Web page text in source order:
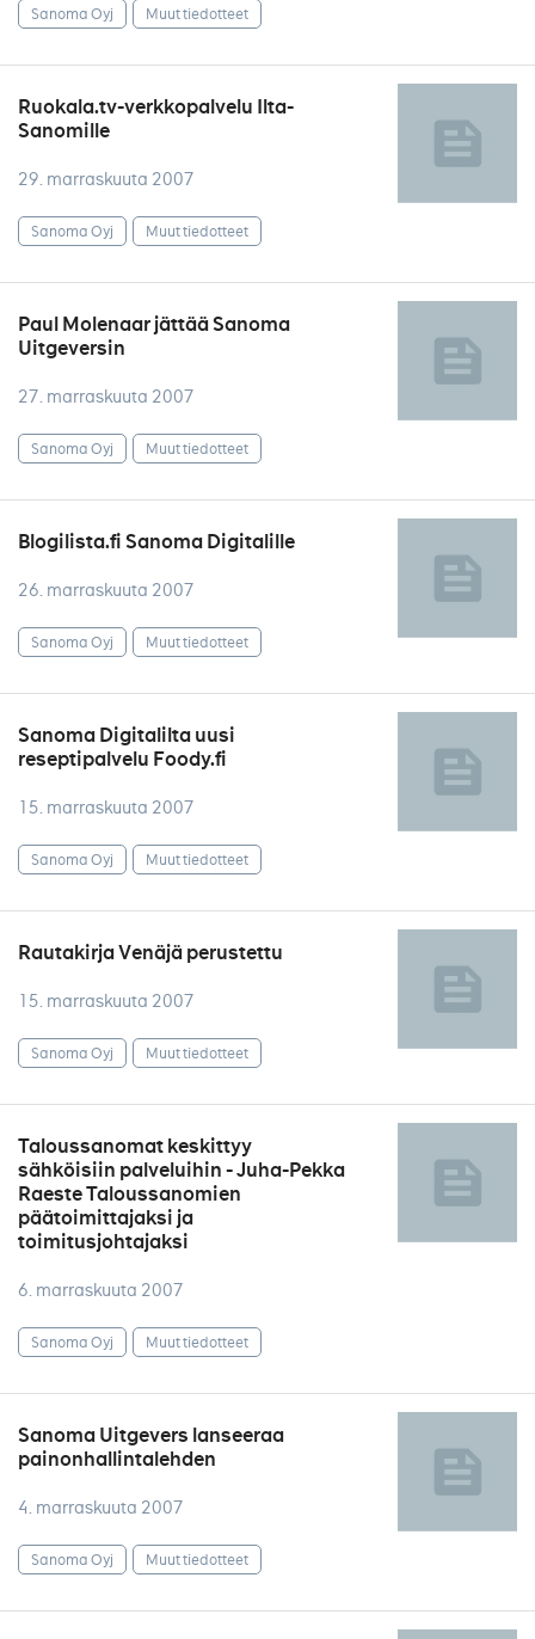
Sanoma Oyj Muut tiedotteet
Ruokala.tv-verkkopalvelu Ilta-
Sanomille
29. marraskuuta 2007
Sanoma Oyj Muut tiedotteet
Paul Molenaar jättää Sanoma
Uitgeversin
27. marraskuuta 2007
Sanoma Oyj Muut tiedotteet
Blogilista.fi Sanoma Digitalille
26. marraskuuta 2007
Sanoma Oyj Muut tiedotteet
Sanoma Digitalilta uusi
reseptipalvelu Foody.fi
15. marraskuuta 2007
Sanoma Oyj Muut tiedotteet
Rautakirja Venäjä perustettu
15. marraskuuta 2007
Sanoma Oyj Muut tiedotteet
Taloussanomat keskittyy
sähköisiin palveluihin - Juha-Pekka
Raeste Taloussanomien
päätoimittajaksi ja
toimitusjohtajaksi
6. marraskuuta 2007
Sanoma Oyj Muut tiedotteet
Sanoma Uitgevers lanseeraa
painonhallintalehden
4. marraskuuta 2007
Sanoma Oyj Muut tiedotteet